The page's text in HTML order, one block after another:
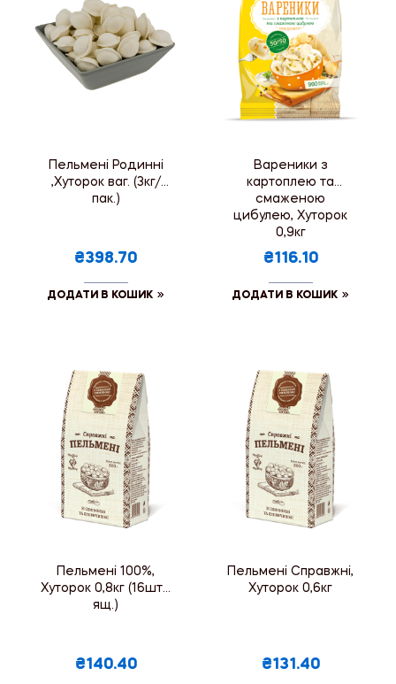
Пельмені Родинні
,Хуторок ваг. (3кг/
пак.)
₴398.70
ДОДАТИ В КОШИК
Вареники з
картоплею та
смаженою
цибулею, Хуторок
0,9кг
₴116.10
ДОДАТИ В КОШИК
Пельмені 100%,
Хуторок 0,8кг (16шт./
ящ.)
₴140.40
Пельмені Справжні,
Хуторок 0,6кг
₴131.40